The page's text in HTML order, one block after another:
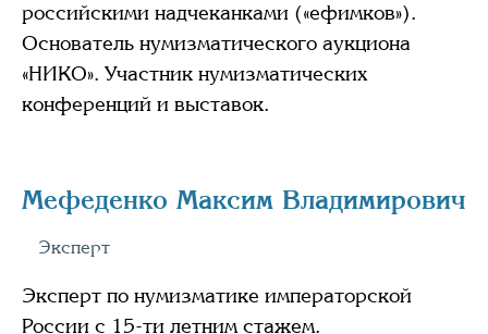
российскими надчеканками («ефимков»).
Основатель нумизматического аукциона
«НИКО». Участник нумизматических
конференций и выставок.
Мефеденко Максим Владимирович
Эксперт
Эксперт по нумизматике императорской
России с 15-ти летним стажем.